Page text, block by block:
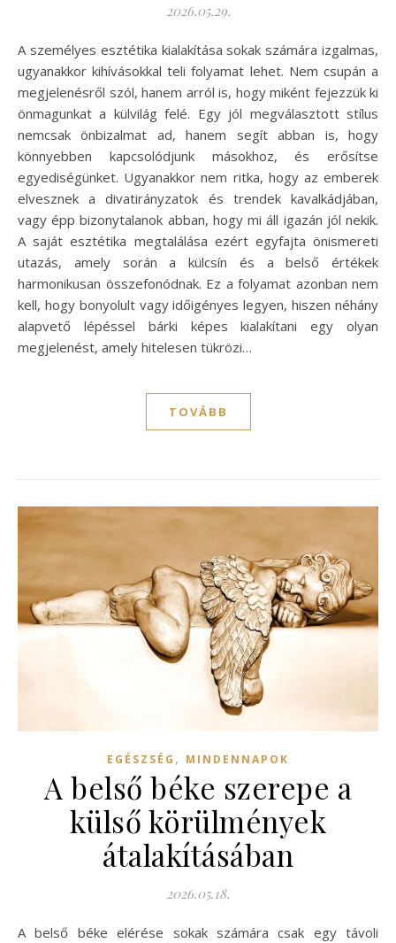
2026.05.29.
A személyes esztétika kialakítása sokak számára izgalmas,
ugyanakkor kihívásokkal teli folyamat lehet. Nem csupán a
megjelenésről szól, hanem arról is, hogy miként fejezzük ki
önmagunkat a külvilág felé. Egy jól megválasztott stílus
nemcsak önbizalmat ad, hanem segít abban is, hogy
könnyebben kapcsolódjunk másokhoz, és erősítse
egyediségünket. Ugyanakkor nem ritka, hogy az emberek
elvesznek a divatirányzatok és trendek kavalkádjában,
vagy épp bizonytalanok abban, hogy mi áll igazán jól nekik.
A saját esztétika megtalálása ezért egyfajta önismereti
utazás, amely során a külcsín és a belső értékek
harmonikusan összefonódnak. Ez a folyamat azonban nem
kell, hogy bonyolult vagy időigényes legyen, hiszen néhány
alapvető lépéssel bárki képes kialakítani egy olyan
megjelenést, amely hitelesen tükrözi…
TOVÁBB
EGÉSZSÉG , MINDENNAPOK
A belső béke szerepe a
külső körülmények
átalakításában
2026.05.18.
A belső béke elérése sokak számára csak egy távoli